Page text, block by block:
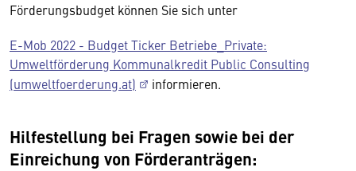
Förderungsbudget können Sie sich unter
E-Mob 2022 - Budget Ticker Betriebe_Private:
Umweltförderung Kommunalkredit Public Consulting
(umweltfoerderung.at)
informieren.
Hilfestellung bei Fragen sowie bei der
Einreichung von Förderanträgen: